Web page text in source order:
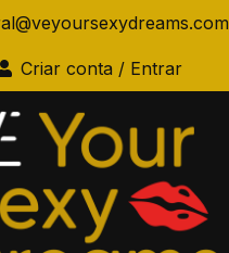
Criar conta / Entrar